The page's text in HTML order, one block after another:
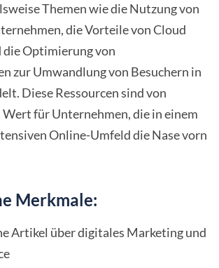
Themen wie die Nutzung von
die Vorteile von Cloud
Optimierung von
zur Umwandlung von Besuchern in
Diese Ressourcen sind von
für Unternehmen, die in einem
Online-Umfeld die Nase vorn
Merkmale:
Artikel über digitales Marketing und